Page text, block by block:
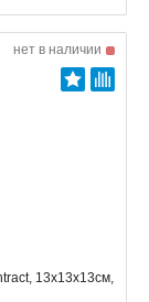
нет в наличии
13x13x13см,